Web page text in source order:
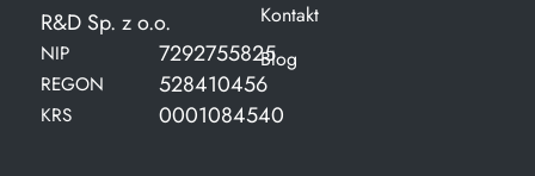
R&D Sp. z o.o.
NIP 7292755825
REGON 528410456
KRS 0001084540
Kontakt
Blog